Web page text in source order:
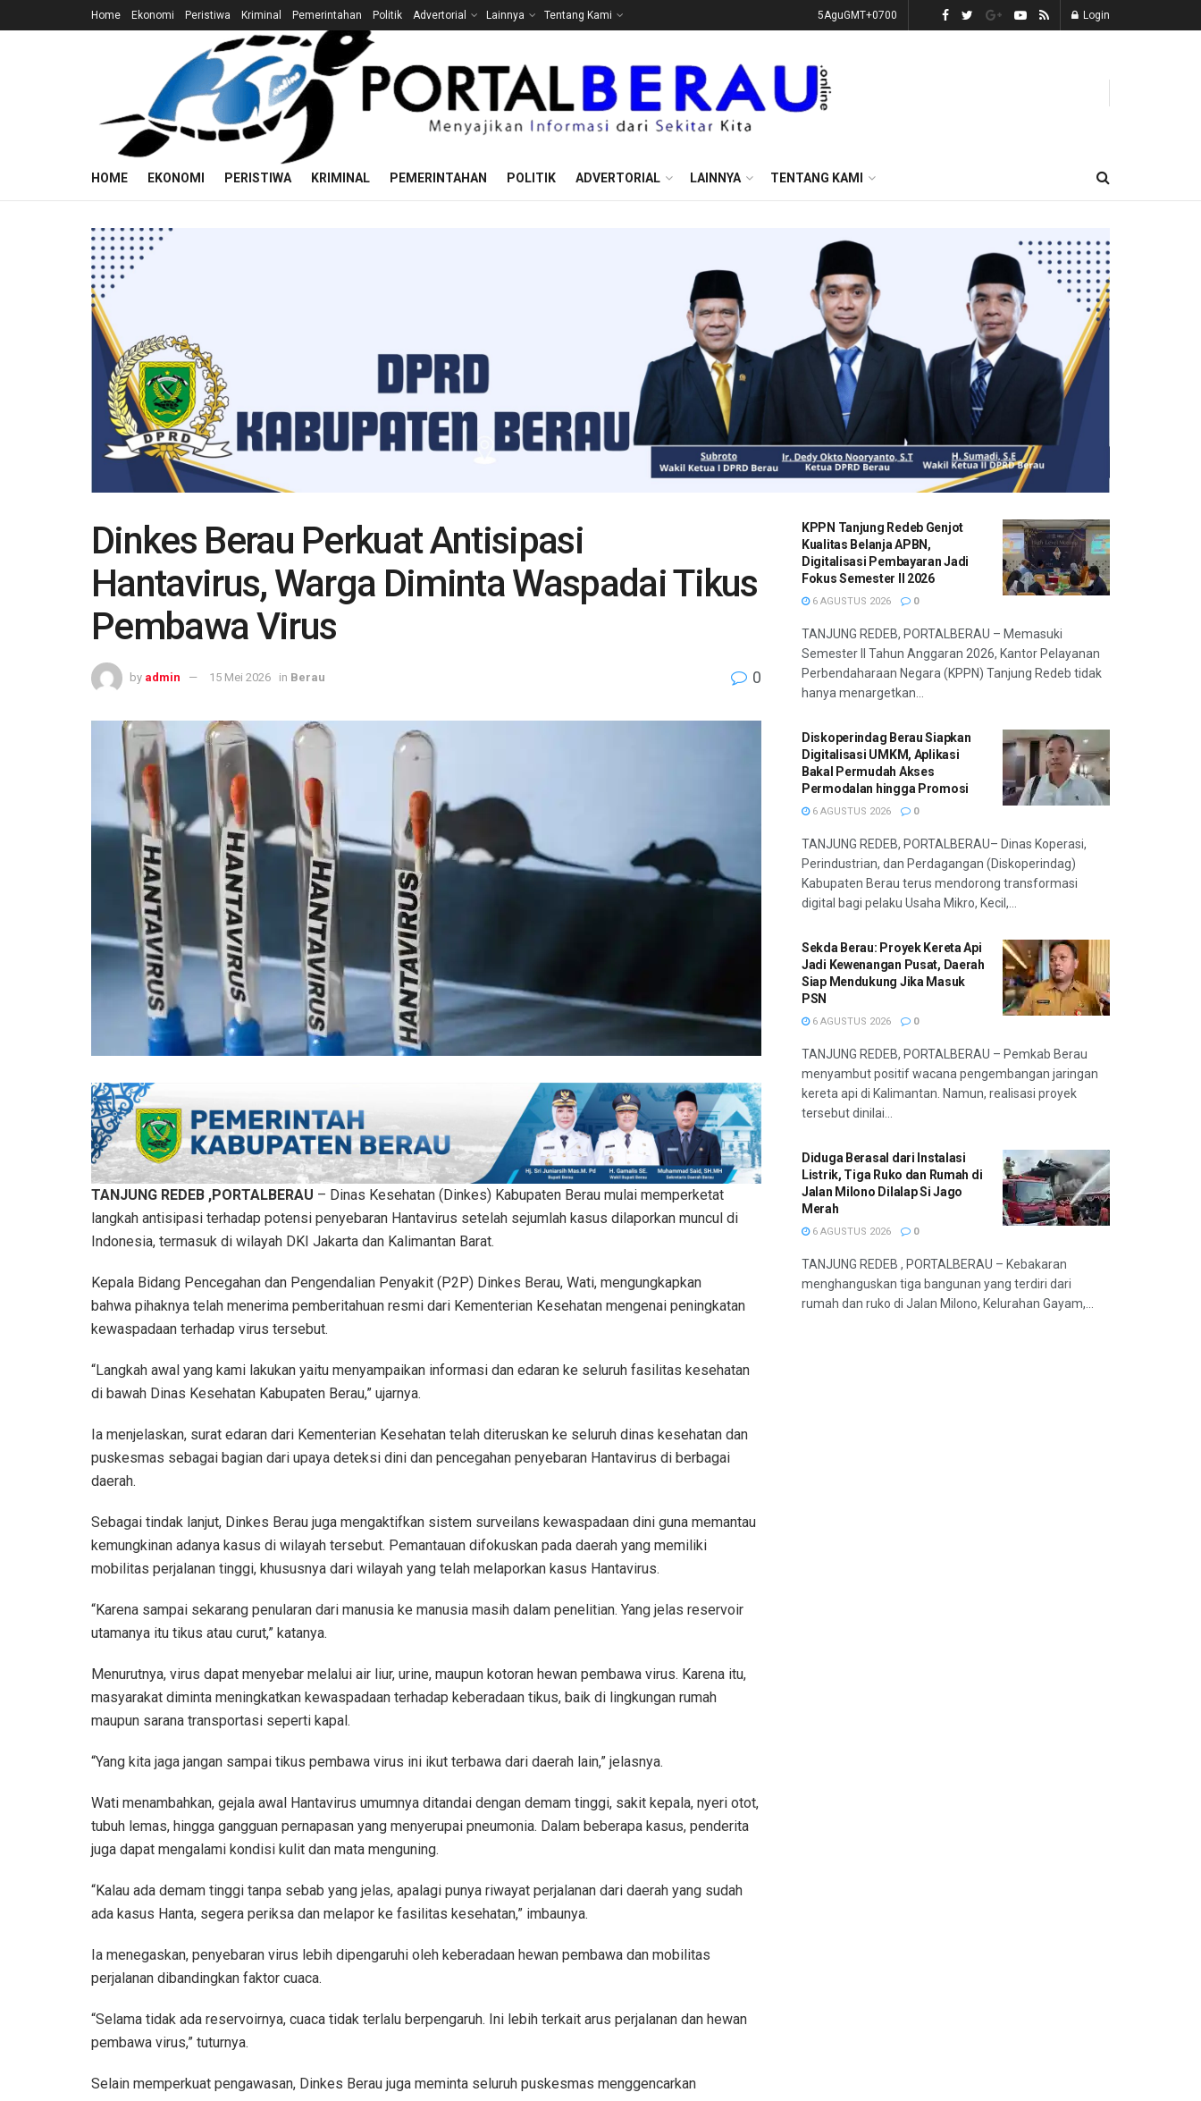
Home Ekonomi Peristiwa Kriminal Pemerintahan Politik Advertorial Lainnya Tentang Kami 5AguGMT+0700 Login
HOME EKONOMI PERISTIWA KRIMINAL PEMERINTAHAN POLITIK ADVERTORIAL LAINNYA TENTANG KAMI
Dinkes Berau Perkuat Antisipasi
Hantavirus, Warga Diminta Waspadai Tikus
Pembawa Virus
by admin 15 Mei 2026 in Berau 0
TANJUNG REDEB ,PORTALBERAU – Dinas Kesehatan (Dinkes) Kabupaten Berau mulai memperketat
langkah antisipasi terhadap potensi penyebaran Hantavirus setelah sejumlah kasus dilaporkan muncul di
Indonesia, termasuk di wilayah DKI Jakarta dan Kalimantan Barat.
Kepala Bidang Pencegahan dan Pengendalian Penyakit (P2P) Dinkes Berau, Wati, mengungkapkan
bahwa pihaknya telah menerima pemberitahuan resmi dari Kementerian Kesehatan mengenai peningkatan
kewaspadaan terhadap virus tersebut.
“Langkah awal yang kami lakukan yaitu menyampaikan informasi dan edaran ke seluruh fasilitas kesehatan
di bawah Dinas Kesehatan Kabupaten Berau,” ujarnya.
Ia menjelaskan, surat edaran dari Kementerian Kesehatan telah diteruskan ke seluruh dinas kesehatan dan
puskesmas sebagai bagian dari upaya deteksi dini dan pencegahan penyebaran Hantavirus di berbagai
daerah.
Sebagai tindak lanjut, Dinkes Berau juga mengaktifkan sistem surveilans kewaspadaan dini guna memantau
kemungkinan adanya kasus di wilayah tersebut. Pemantauan difokuskan pada daerah yang memiliki
mobilitas perjalanan tinggi, khususnya dari wilayah yang telah melaporkan kasus Hantavirus.
“Karena sampai sekarang penularan dari manusia ke manusia masih dalam penelitian. Yang jelas reservoir
utamanya itu tikus atau curut,” katanya.
Menurutnya, virus dapat menyebar melalui air liur, urine, maupun kotoran hewan pembawa virus. Karena itu,
masyarakat diminta meningkatkan kewaspadaan terhadap keberadaan tikus, baik di lingkungan rumah
maupun sarana transportasi seperti kapal.
“Yang kita jaga jangan sampai tikus pembawa virus ini ikut terbawa dari daerah lain,” jelasnya.
Wati menambahkan, gejala awal Hantavirus umumnya ditandai dengan demam tinggi, sakit kepala, nyeri otot,
tubuh lemas, hingga gangguan pernapasan yang menyerupai pneumonia. Dalam beberapa kasus, penderita
juga dapat mengalami kondisi kulit dan mata menguning.
“Kalau ada demam tinggi tanpa sebab yang jelas, apalagi punya riwayat perjalanan dari daerah yang sudah
ada kasus Hanta, segera periksa dan melapor ke fasilitas kesehatan,” imbaunya.
Ia menegaskan, penyebaran virus lebih dipengaruhi oleh keberadaan hewan pembawa dan mobilitas
perjalanan dibandingkan faktor cuaca.
“Selama tidak ada reservoirnya, cuaca tidak terlalu berpengaruh. Ini lebih terkait arus perjalanan dan hewan
pembawa virus,” tuturnya.
Selain memperkuat pengawasan, Dinkes Berau juga meminta seluruh puskesmas menggencarkan
KPPN Tanjung Redeb Genjot
Kualitas Belanja APBN,
Digitalisasi Pembayaran Jadi
Fokus Semester II 2026
6 AGUSTUS 2026 0
TANJUNG REDEB, PORTALBERAU – Memasuki
Semester II Tahun Anggaran 2026, Kantor Pelayanan
Perbendaharaan Negara (KPPN) Tanjung Redeb tidak
hanya menargetkan...
Diskoperindag Berau Siapkan
Digitalisasi UMKM, Aplikasi
Bakal Permudah Akses
Permodalan hingga Promosi
6 AGUSTUS 2026 0
TANJUNG REDEB, PORTALBERAU– Dinas Koperasi,
Perindustrian, dan Perdagangan (Diskoperindag)
Kabupaten Berau terus mendorong transformasi
digital bagi pelaku Usaha Mikro, Kecil,...
Sekda Berau: Proyek Kereta Api
Jadi Kewenangan Pusat, Daerah
Siap Mendukung Jika Masuk
PSN
6 AGUSTUS 2026 0
TANJUNG REDEB, PORTALBERAU – Pemkab Berau
menyambut positif wacana pengembangan jaringan
kereta api di Kalimantan. Namun, realisasi proyek
tersebut dinilai...
Diduga Berasal dari Instalasi
Listrik, Tiga Ruko dan Rumah di
Jalan Milono Dilalap Si Jago
Merah
6 AGUSTUS 2026 0
TANJUNG REDEB , PORTALBERAU – Kebakaran
menghanguskan tiga bangunan yang terdiri dari
rumah dan ruko di Jalan Milono, Kelurahan Gayam,...